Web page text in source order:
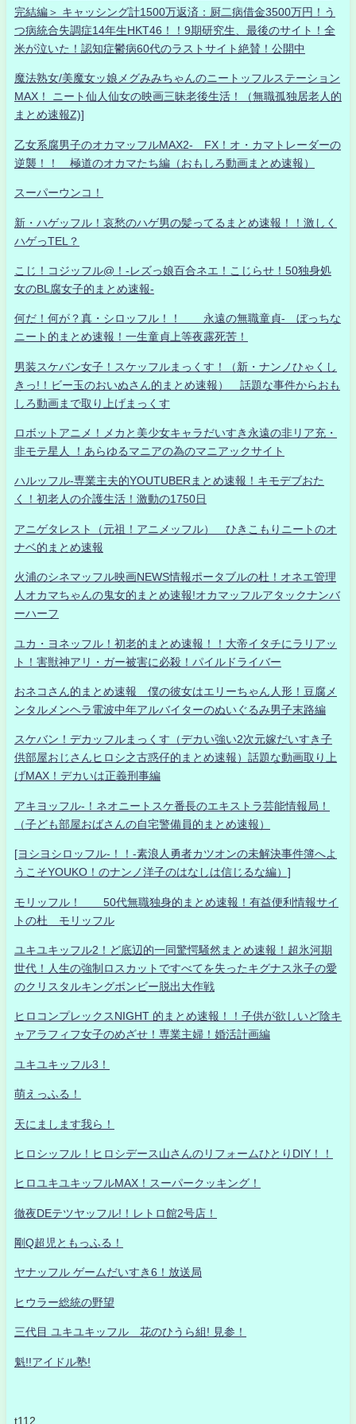
完結編＞ キャッシング計1500万返済：厨二病借金3500万円！う
つ病統合失調症14年生HKT46！！9期研究生、最後のサイト！全
米が泣いた！認知症鬱病60代のラストサイト絶賛！公開中
魔法熟女/美魔女ッ娘メグみみちゃんのニートッフルステーション
MAX！ ニート仙人仙女の映画三昧老後生活！（無職孤独居老人的
まとめ速報Z)]
乙女系腐男子のオカマッフルMAX2- FX！オ・カマトレーダーの
逆襲！！ 極道のオカマたち編（おもしろ動画まとめ速報）
スーパーウンコ！
新・ハゲッフル！哀愁のハゲ男の髪ってるまとめ速報！！激しく
ハゲっTEL？
こじ！コジッフル@！-レズっ娘百合ネエ！こじらせ！50独身処
女のBL腐女子的まとめ速報-
何だ！何が？真・シロッフル！！ 永遠の無職童貞- ぼっちな
ニート的まとめ速報！一生童貞上等夜露死苦！
男装スケバン女子！スケッフルまっくす！（新・ナンノひゃくし
きっ!！ビー玉のおいぬさん的まとめ速報） 話題な事件からおも
しろ動画まで取り上げまっくす
ロボットアニメ！メカと美少女キャラだいすき永遠の非リア充・
非モテ星人 ！あらゆるマニアの為のマニアックサイト
ハルッフル-専業主夫的YOUTUBERまとめ速報！キモデブおた
く！初老人の介護生活！激動の1750日
アニゲタレスト（元祖！アニメッフル） ひきこもりニートのオ
ナベ的まとめ速報
火浦のシネマッフル映画NEWS情報ポータブルの杜！オネエ管理
人オカマちゃんの鬼女的まとめ速報!オカマッフルアタックナンバ
ーハーフ
ユカ・ヨネッフル！初老的まとめ速報！！大帝イタチにラリアッ
ト！害獣神アリ・ガー被害に必殺！パイルドライバー
おネコさん的まとめ速報 僕の彼女はエリーちゃん人形！豆腐メ
ンタルメンヘラ電波中年アルバイターのぬいぐるみ男子末路編
スケバン！デカッフルまっくす（デカい強い2次元嫁だいすき子
供部屋おじさんヒロシ之古惑仔的まとめ速報）話題な動画取り上
げMAX！デカいは正義刑事編
アキヨッフル-！ネオニートスケ番長のエキストラ芸能情報局！
（子ども部屋おばさんの自宅警備員的まとめ速報）
[ヨシヨシロッフル-！！-素浪人勇者カツオンの未解決事件簿へよ
うこそYOUKO！のナンノ洋子のはなしは信じるな編）]
モリッフル！ 50代無職独身的まとめ速報！有益便利情報サイ
トの杜 モリッフル
ユキユキッフル2！ど底辺的一同驚愕騒然まとめ速報！超氷河期
世代！人生の強制ロスカットですべてを失ったキグナス氷子の愛
のクリスタルキングボンビー脱出大作戦
ヒロコンプレックスNIGHT 的まとめ速報！！子供が欲しいど陰キ
ャアラフィフ女子のめざせ！専業主婦！婚活計画編
ユキユキッフル3！
萌えっふる！
天にまします我ら！
ヒロシッフル！ヒロシデース山さんのリフォームひとりDIY！！
ヒロユキユキッフルMAX！スーパークッキング！
徹夜DEテツヤッフル!！レトロ館2号店！
剛Q超児ともっふる！
ヤナッフル ゲームだいすき6！放送局
ヒウラー総統の野望
三代目 ユキユキッフル 花のひうら組! 見参！
魁!!アイドル塾!
t112